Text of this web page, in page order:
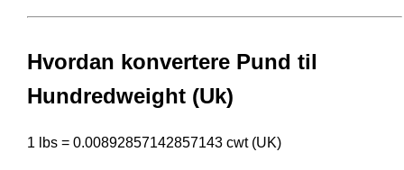
Hvordan konvertere Pund til
Hundredweight (Uk)
1 lbs = 0.00892857142857143 cwt (UK)